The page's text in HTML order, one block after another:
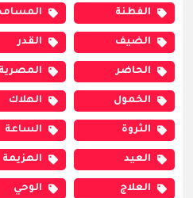
الفطنة
الضيف القدر
الحاضر المصرية
الخمول الهلاك
الثروة الساعة
العيد الهزيمة
العلاج الوحي